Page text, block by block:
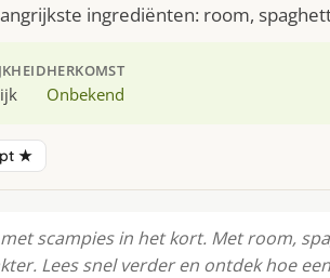
ingrediënten: room,
HERKOMST
Onbekend
★
scampies in het kort. Met room,
Lees snel verder en ontdek hoe